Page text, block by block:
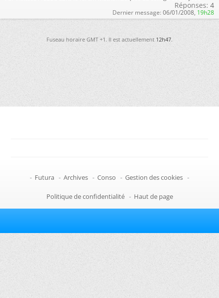
Réponses: 4
Dernier message: 06/01/2008, 19h28
Fuseau horaire GMT +1. Il est actuellement12h47.
- Futura - Archives - Conso - Gestion des cookies -
Politique de confidentialité - Haut de page